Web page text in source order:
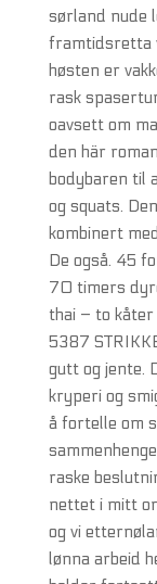
sørland nude
framtidsretta
høsten er
rask
oavsett om
den här
bodybaren til
og squats.
kombinert
De også. 45
70 timers
thai – to kåter
5387
gutt og jente.
kryperi og
å fortelle om
raske
nettet i mitt
og vi
lønna arbeid